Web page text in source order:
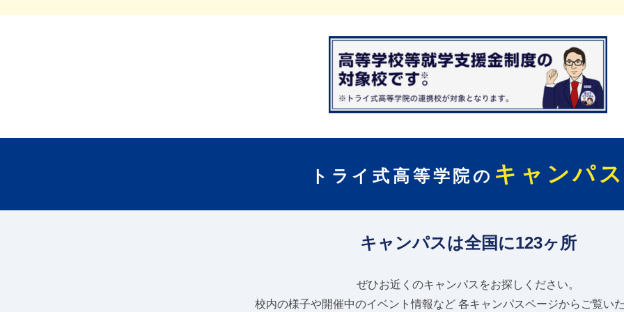
トライ式高等学院の キャンパス
キャンパスは全国に123ヶ所
ぜひお近くのキャンパスをお探しください。
校内の様子や開催中のイベント情報など 各キャンパスページからご覧いた